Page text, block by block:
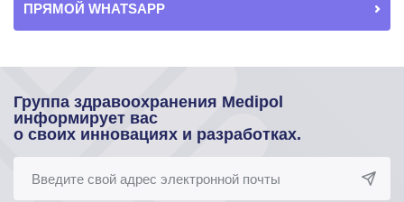
ПРЯМОЙ WHATSAPP
Группа здравоохранения Medipol
информирует вас
о своих инновациях и разработках.